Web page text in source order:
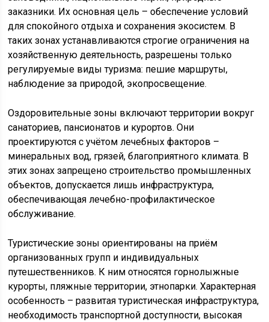
заказники. Их основная цель – обеспечение условий
для спокойного отдыха и сохранения экосистем. В
таких зонах устанавливаются строгие ограничения на
хозяйственную деятельность, разрешены только
регулируемые виды туризма: пешие маршруты,
наблюдение за природой, экопросвещение.
Оздоровительные зоны включают территории вокруг
санаториев, пансионатов и курортов. Они
проектируются с учётом лечебных факторов –
минеральных вод, грязей, благоприятного климата. В
этих зонах запрещено строительство промышленных
объектов, допускается лишь инфраструктура,
обеспечивающая лечебно-профилактическое
обслуживание.
Туристические зоны ориентированы на приём
организованных групп и индивидуальных
путешественников. К ним относятся горнолыжные
курорты, пляжные территории, этнопарки. Характерная
особенность – развитая туристическая инфраструктура,
необходимость транспортной доступности, высокая